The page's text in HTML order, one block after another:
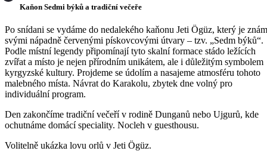
Kaňon Sedmi býků a tradiční večeře
Po snídani se vydáme do nedalekého kaňonu Jeti Ögüz, který je
svými nápadně červenými pískovcovými útvary – tzv. „Sedm býků“.
Podle místní legendy připomínají tyto skalní formace stádo ležících
zvířat a místo je nejen přírodním unikátem, ale i důležitým symbolem
kyrgyzské kultury. Projdeme se údolím a nasajeme atmosféru tohoto
malebného místa. Návrat do Karakolu, zbytek dne volný pro
individuální program.
Den zakončíme tradiční večeří v rodině Dunganů nebo Ujgurů, kde
ochutnáme domácí speciality. Nocleh v guesthousu.
Volitelně ukázka lovu orlů v Jeti Ögüz.